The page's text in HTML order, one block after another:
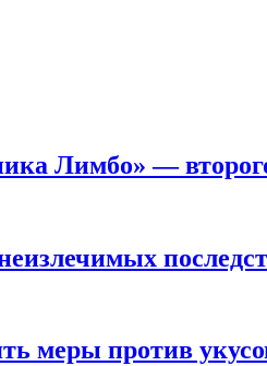
Лимбо» —
меры против